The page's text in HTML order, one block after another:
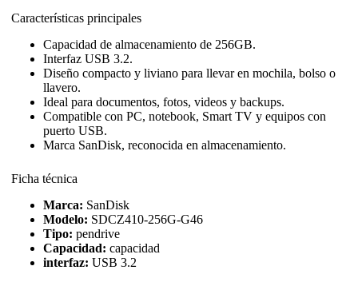
Características principales
Capacidad de almacenamiento de 256GB.
Interfaz USB 3.2.
Diseño compacto y liviano para llevar en mochila, bolso o
llavero.
Ideal para documentos, fotos, videos y backups.
Compatible con PC, notebook, Smart TV y equipos con
puerto USB.
Marca SanDisk, reconocida en almacenamiento.
Ficha técnica
Marca: SanDisk
Modelo: SDCZ410-256G-G46
Tipo: pendrive
Capacidad: capacidad
interfaz: USB 3.2